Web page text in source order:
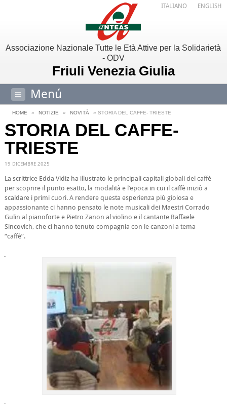
Associazione Nazionale Tutte le Età Attive per la Solidarietà
- ODV
Friuli Venezia Giulia
Menú
ITALIANO ENGLISH
HOME » NOTIZIE » NOVITÀ » STORIA DEL CAFFE- TRIESTE
STORIA DEL CAFFE-
TRIESTE
19 DICEMBRE 2025
La scrittrice Edda Vidiz ha illustrato le principali capitali globali del caffè
per scoprire il punto esatto, la modalità e l’epoca in cui il caffè iniziò a
scaldare i primi cuori. A rendere questa esperienza più gioiosa e
appassionante ci hanno pensato le note musicali dei Maestri Corrado
Gulin al pianoforte e Pietro Zanon al violino e il cantante Raffaele
Sincovich, che ci hanno tenuto compagnia con le canzoni a tema
“caffè”.